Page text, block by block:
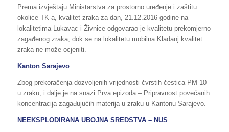
Prema izvještaju Ministarstva za prostorno uređenje i zaštitu
okolice TK-a, kvalitet zraka za dan, 21.12.2016 godine na
lokalitetima Lukavac i Živnice odgovarao je kvalitetu prekomjerno
zagađenog zraka, dok se na lokalitetu mobilna Kladanj kvalitet
zraka ne može ocjeniti.
Kanton Sarajevo
Zbog prekoračenja dozvoljenih vrijednosti čvrstih čestica PM 10
u zraku, i dalje je na snazi Prva epizoda – Pripravnost povećanih
koncentracija zagađujućih materija u zraku u Kantonu Sarajevo.
NEEKSPLODIRANA UBOJNA SREDSTVA – NUS